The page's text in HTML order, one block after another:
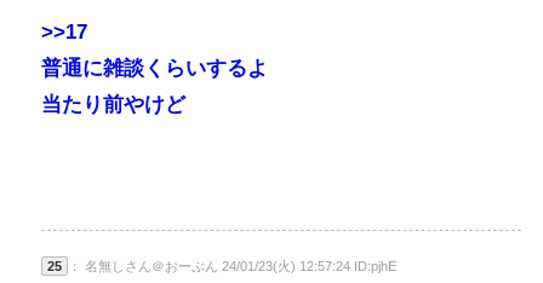
>>17
普通に雑談くらいするよ
当たり前やけど
25 ： 名無しさん＠おーぷん 24/01/23(火) 12:57:24 ID:pjhE